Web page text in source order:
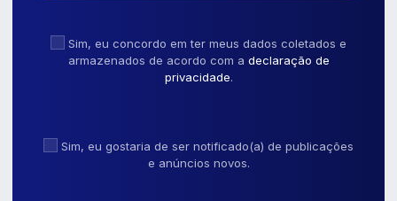
armazenados de acordo com a declaração de
privacidade.
e anúncios novos.